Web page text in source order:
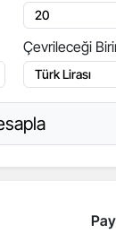
Çevrileceği